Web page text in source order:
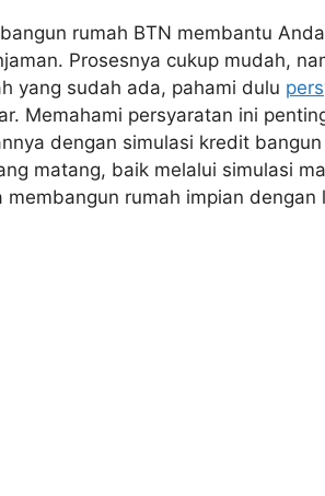
rumah BTN membantu
Prosesnya cukup mudah,
yang sudah ada, pahami dulu
Memahami persyaratan ini
dengan simulasi kredit
matang, baik melalui simulasi
membangun rumah impian dengan